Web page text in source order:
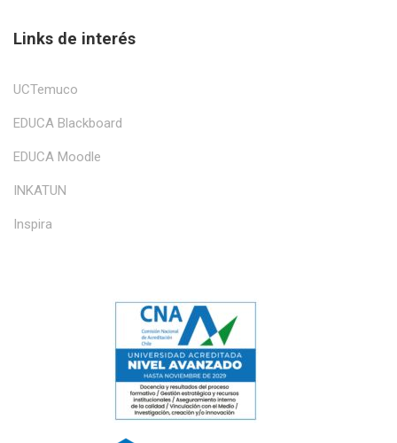
Links de interés
UCTemuco
EDUCA Blackboard
EDUCA Moodle
INKATUN
Inspira